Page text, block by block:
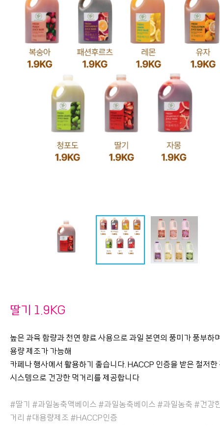
딸기 1.9KG
높은 과육 함량과 천연 향료 사용으로 과일 본연의 풍미가 풍부하
용량 제조가 가능해
카페나 행사에서 활용하기 좋습니다. HACCP 인증을 받은 철저한
시스템으로 건강한 먹거리를 제공합니다
#딸기 #과일농축액베이스 #과일농축베이스 #과일농축 #건강
거리 #대용량제조 #HACCP인증